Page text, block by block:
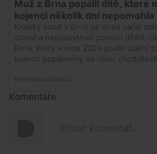
Komentáře